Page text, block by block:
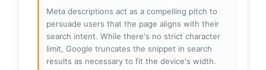
Meta descriptions act as a compelling pitch to
persuade users that the page aligns with their
search intent. While there's no strict character
limit, Google truncates the snippet in search
results as necessary to fit the device's width.